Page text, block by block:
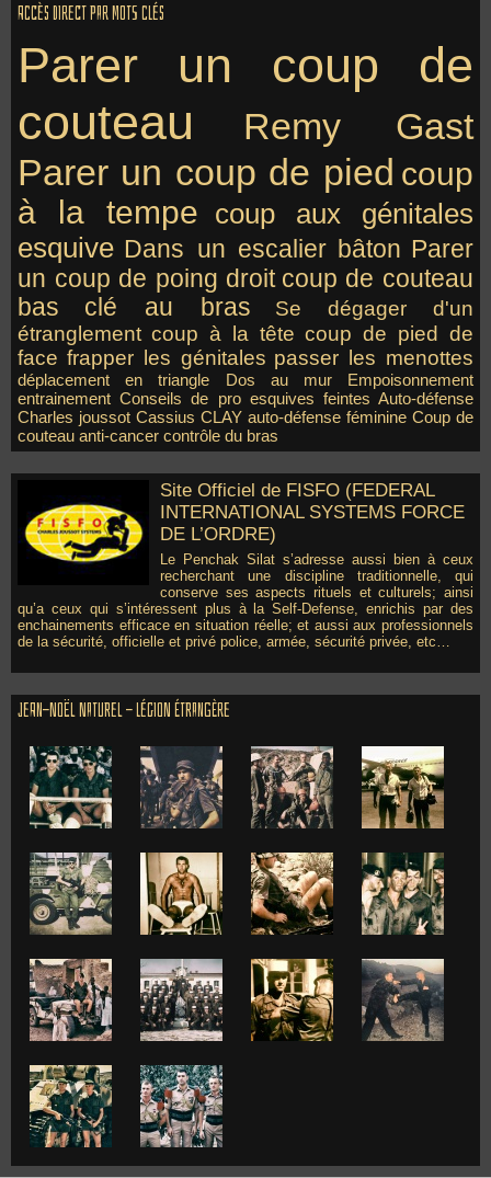
Accès direct par mots clés
Parer un coup de
couteau
Remy Gast
Parer un coup de pied coup
à la tempe coup aux génitales
esquive Dans un escalier bâton Parer
un coup de poing droit coup de couteau
bas
clé au bras
Se dégager d'un
étranglement coup à la tête coup de pied de
face frapper les génitales passer les menottes
déplacement en triangle Dos au mur
Empoisonnement
entrainement Conseils de pro esquives feintes Auto-défense
Charles joussot Cassius CLAY auto-défense féminine Coup de
couteau anti-cancer contrôle du bras
Site Officiel de FISFO (FEDERAL
INTERNATIONAL SYSTEMS FORCE
DE L’ORDRE)
Le Penchak Silat s’adresse aussi bien à ceux
recherchant une discipline traditionnelle, qui
conserve ses aspects rituels et culturels; ainsi
qu’a ceux qui s’intéressent plus à la Self-Defense, enrichis par des
enchainements efficace en situation réelle; et aussi aux professionnels
de la sécurité, officielle et privé police, armée, sécurité privée, etc…
Jean-Noël Naturel - Légion Étrangère